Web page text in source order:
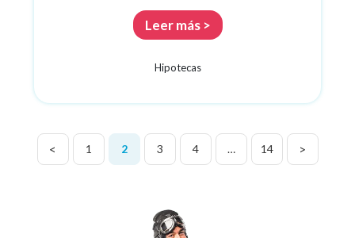
Leer más >
Hipotecas
< 1 2 3 4 … 14 >